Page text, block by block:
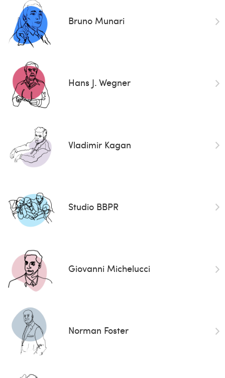
Bruno Munari
Hans J. Wegner
Vladimir Kagan
Studio BBPR
Giovanni Michelucci
Norman Foster